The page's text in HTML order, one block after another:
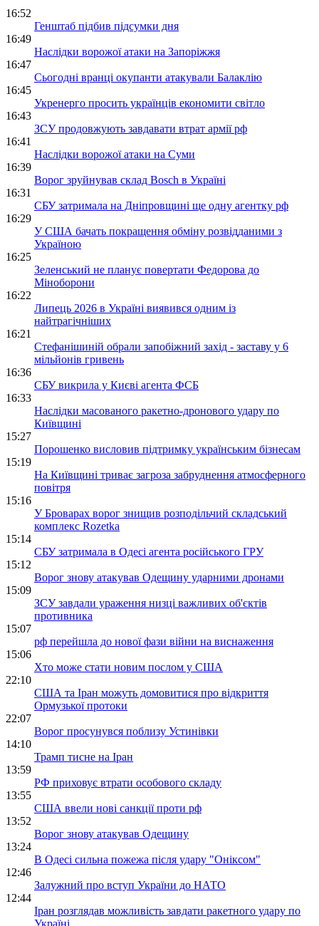
16:52
Генштаб підбив підсумки дня
16:49
Наслідки ворожої атаки на Запоріжжя
16:47
Сьогодні вранці окупанти атакували Балаклію
16:45
Укренерго просить українців економити світло
16:43
ЗСУ продовжують завдавати втрат армії рф
16:41
Наслідки ворожої атаки на Суми
16:39
Ворог зруйнував склад Bosch в Україні
16:31
СБУ затримала на Дніпровщині ще одну агентку рф
16:29
У США бачать покращення обміну розвідданими з
Україною
16:25
Зеленський не планує повертати Федорова до
Міноборони
16:22
Липець 2026 в Україні виявився одним із
найтрагічніших
16:21
Стефанішиній обрали запобіжний захід - заставу у 6
мільйонів гривень
16:36
СБУ викрила у Києві агента ФСБ
16:33
Наслідки масованого ракетно-дронового удару по
Київщині
15:27
Порошенко висловив підтримку українським бізнесам
15:19
На Київщині триває загроза забруднення атмосферного
повітря
15:16
У Броварах ворог знищив розподільчий складський
комплекс Rozetka
15:14
СБУ затримала в Одесі агента російського ГРУ
15:12
Ворог знову атакував Одещину ударними дронами
15:09
ЗСУ завдали ураження низці важливих об'єктів
противника
15:07
рф перейшла до нової фази війни на виснаження
15:06
Хто може стати новим послом у США
22:10
США та Іран можуть домовитися про відкриття
Ормузької протоки
22:07
Ворог просунувся поблизу Устинівки
14:10
Трамп тисне на Іран
13:59
РФ приховує втрати особового складу
13:55
США ввели нові санкції проти рф
13:52
Ворог знову атакував Одещину
13:24
В Одесі сильна пожежа після удару "Оніксом"
12:46
Залужний про вступ України до НАТО
12:44
Іран розглядав можливість завдати ракетного удару по